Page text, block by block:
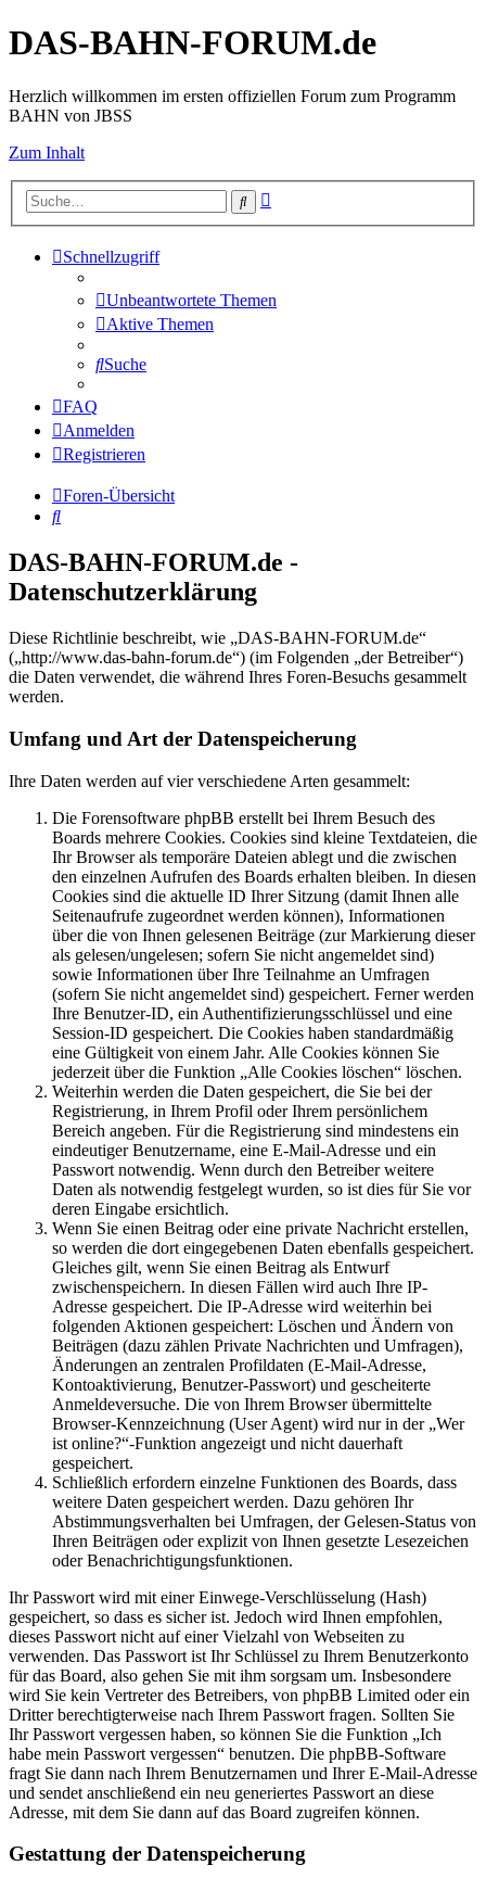
DAS-BAHN-FORUM.de
Herzlich willkommen im ersten offiziellen Forum zum Programm
BAHN von JBSS
Zum Inhalt
Suche
Schnellzugriff
Unbeantwortete Themen
Aktive Themen
Suche
FAQ
Anmelden
Registrieren
Foren-Übersicht
Suche
DAS-BAHN-FORUM.de -
Datenschutzerklärung
Diese Richtlinie beschreibt, wie „DAS-BAHN-FORUM.de“
(„http://www.das-bahn-forum.de“) (im Folgenden „der Betreiber“)
die Daten verwendet, die während Ihres Foren-Besuchs gesammelt
werden.
Umfang und Art der Datenspeicherung
Ihre Daten werden auf vier verschiedene Arten gesammelt:
Die Forensoftware phpBB erstellt bei Ihrem Besuch des
Boards mehrere Cookies. Cookies sind kleine Textdateien, die
Ihr Browser als temporäre Dateien ablegt und die zwischen
den einzelnen Aufrufen des Boards erhalten bleiben. In diesen
Cookies sind die aktuelle ID Ihrer Sitzung (damit Ihnen alle
Seitenaufrufe zugeordnet werden können), Informationen
über die von Ihnen gelesenen Beiträge (zur Markierung dieser
als gelesen/ungelesen; sofern Sie nicht angemeldet sind)
sowie Informationen über Ihre Teilnahme an Umfragen
(sofern Sie nicht angemeldet sind) gespeichert. Ferner werden
Ihre Benutzer-ID, ein Authentifizierungsschlüssel und eine
Session-ID gespeichert. Die Cookies haben standardmäßig
eine Gültigkeit von einem Jahr. Alle Cookies können Sie
jederzeit über die Funktion „Alle Cookies löschen“ löschen.
Weiterhin werden die Daten gespeichert, die Sie bei der
Registrierung, in Ihrem Profil oder Ihrem persönlichem
Bereich angeben. Für die Registrierung sind mindestens ein
eindeutiger Benutzername, eine E-Mail-Adresse und ein
Passwort notwendig. Wenn durch den Betreiber weitere
Daten als notwendig festgelegt wurden, so ist dies für Sie vor
deren Eingabe ersichtlich.
Wenn Sie einen Beitrag oder eine private Nachricht erstellen,
so werden die dort eingegebenen Daten ebenfalls gespeichert.
Gleiches gilt, wenn Sie einen Beitrag als Entwurf
zwischenspeichern. In diesen Fällen wird auch Ihre IP-
Adresse gespeichert. Die IP-Adresse wird weiterhin bei
folgenden Aktionen gespeichert: Löschen und Ändern von
Beiträgen (dazu zählen Private Nachrichten und Umfragen),
Änderungen an zentralen Profildaten (E-Mail-Adresse,
Kontoaktivierung, Benutzer-Passwort) und gescheiterte
Anmeldeversuche. Die von Ihrem Browser übermittelte
Browser-Kennzeichnung (User Agent) wird nur in der „Wer
ist online?“-Funktion angezeigt und nicht dauerhaft
gespeichert.
Schließlich erfordern einzelne Funktionen des Boards, dass
weitere Daten gespeichert werden. Dazu gehören Ihr
Abstimmungsverhalten bei Umfragen, der Gelesen-Status von
Ihren Beiträgen oder explizit von Ihnen gesetzte Lesezeichen
oder Benachrichtigungsfunktionen.
Ihr Passwort wird mit einer Einwege-Verschlüsselung (Hash)
gespeichert, so dass es sicher ist. Jedoch wird Ihnen empfohlen,
dieses Passwort nicht auf einer Vielzahl von Webseiten zu
verwenden. Das Passwort ist Ihr Schlüssel zu Ihrem Benutzerkonto
für das Board, also gehen Sie mit ihm sorgsam um. Insbesondere
wird Sie kein Vertreter des Betreibers, von phpBB Limited oder ein
Dritter berechtigterweise nach Ihrem Passwort fragen. Sollten Sie
Ihr Passwort vergessen haben, so können Sie die Funktion „Ich
habe mein Passwort vergessen“ benutzen. Die phpBB-Software
fragt Sie dann nach Ihrem Benutzernamen und Ihrer E-Mail-Adresse
und sendet anschließend ein neu generiertes Passwort an diese
Adresse, mit dem Sie dann auf das Board zugreifen können.
Gestattung der Datenspeicherung